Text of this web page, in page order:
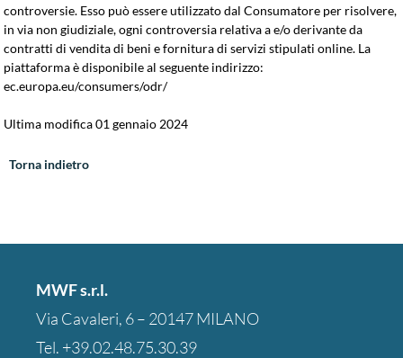
controversie. Esso può essere utilizzato dal Consumatore per risolvere,
in via non giudiziale, ogni controversia relativa a e/o derivante da
contratti di vendita di beni e fornitura di servizi stipulati online. La
piattaforma è disponibile al seguente indirizzo:
ec.europa.eu/consumers/odr/
Ultima modifica 01 gennaio 2024
Torna indietro
MWF s.r.l.
Via Cavaleri, 6 – 20147 MILANO
Tel. +39.02.48.75.30.39